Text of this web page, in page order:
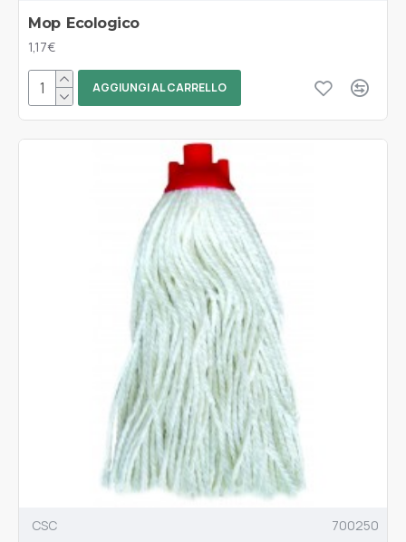
Mop Ecologico
1,17€
AGGIUNGI AL CARRELLO
CSC 700250